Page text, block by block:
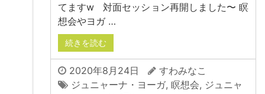
てますw 対面セッション再開しました〜 瞑
想会やヨガ …
続きを読む
2020年8月24日
すわみなこ
ジュニャーナ・ヨーガ, 瞑想会, ジュニャ